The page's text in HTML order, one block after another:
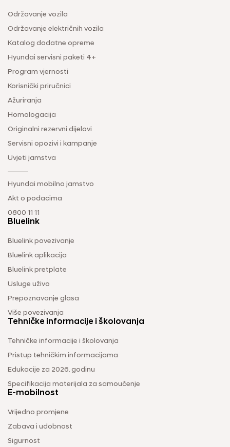
Održavanje vozila
Održavanje električnih vozila
Katalog dodatne opreme
Hyundai servisni paketi 4+
Program vjernosti
Korisnički priručnici
Ažuriranja
Homologacija
Originalni rezervni dijelovi
Servisni opozivi i kampanje
Uvjeti jamstva
Hyundai mobilno jamstvo
Akt o podacima
0800 11 11
Bluelink
Bluelink povezivanje
Bluelink aplikacija
Bluelink pretplate
Usluge uživo
Prepoznavanje glasa
Više povezivanja
Tehničke informacije i školovanja
Tehničke informacije i školovanja
Pristup tehničkim informacijama
Edukacije za 2026. godinu
Specifikacija materijala za samoučenje
E-mobilnost
Vrijedno promjene
Zabava i udobnost
Sigurnost